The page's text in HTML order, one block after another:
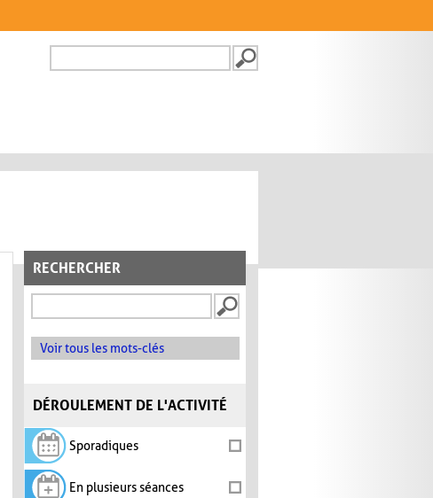
FORMULAIRE DE
RECHERCHER
Voir tous les mots-clés
DÉROULEMENT DE L'ACTIVITÉ
Sporadiques
En plusieurs séances